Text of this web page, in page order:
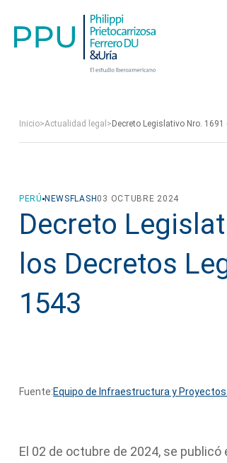
Inicio>Actualidad legal > Decreto Legislativo Nro.
PERÚ NEWSFLASH 03 OCTUBRE 2024
Decreto
los Decretos
1543
Fuente:Equipo de Infraestructura y Proyectos
El 02 de octubre de 2024, se